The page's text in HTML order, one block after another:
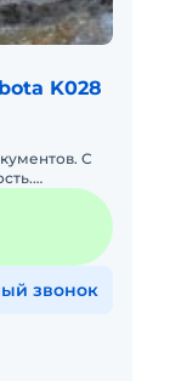
K028
С
звонок